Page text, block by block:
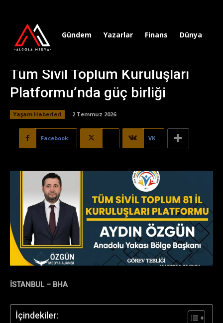
Gündem Yazarlar Finans Dünya
Tüm Sivil Toplum Kuruluşları
Platformu’nda güç birliği
Yaşam Haberleri 2 Temmuz 2026
Facebook VK
​İSTANBUL – BHA
İçindekiler: